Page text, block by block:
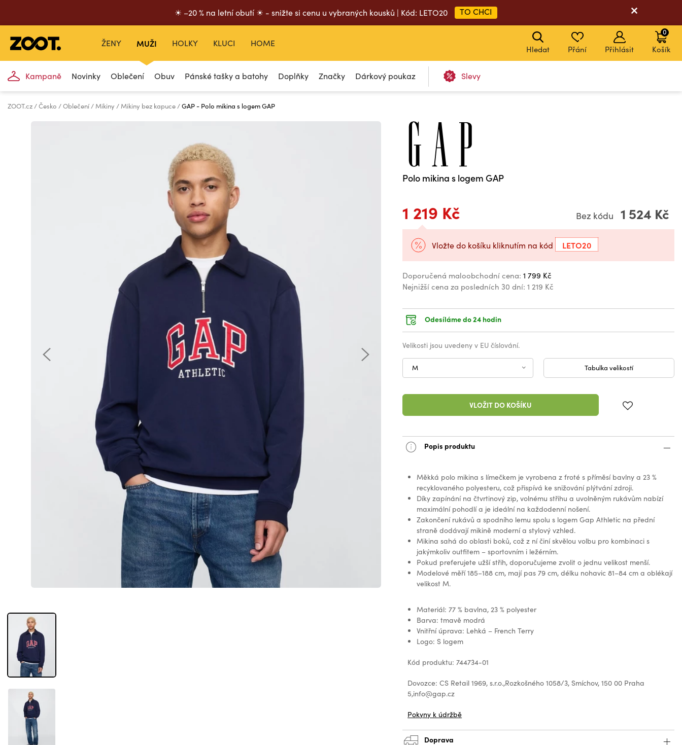
☀ –20 % na letní obutí ☀ - snižte si cenu u vybraných kousků | Kód: LETO20 TO CHCI
ŽENY MUŽI
Kampaně Novinky Oblečení Obuv Pánské tašky a batohy Doplňky Značky Dárkový poukaz Slevy
HOLKY KLUCI HOME
Hledat Přání Přihlásit Košík
0
ZOOT.cz Česko Oblečení Mikiny Mikiny bez kapuce GAP - Polo mikina s logem GAP
Polo mikina s logem GAP
1 219 Kč Bez kódu 1 524 Kč
Vložte do košíku kliknutím na kód LETO20
Doporučená maloobchodní cena: 1 799 Kč
Nejnižší cena za posledních 30 dní: 1 219 Kč
Odesíláme do 24 hodin
Velikosti jsou uvedeny v EU číslování.
M Tabulka velikostí
VLOŽIT DO KOŠÍKU
Popis produktu
Měkká polo mikina s límečkem je vyrobena z froté s příměsí bavlny a 23 %
recyklovaného polyesteru, což přispívá ke snižování plýtvání zdroji.
Díky zapínání na čtvrtinový zip, volnému střihu a uvolněným rukávům nabízí
maximální pohodlí a je ideální na každodenní nošení.
Zakončení rukávů a spodního lemu spolu s logem Gap Athletic na přední
straně dodávají mikině moderní a stylový vzhled.
Mikina sahá do oblasti boků, což z ní činí skvělou volbu pro kombinaci s
jakýmkoliv outfitem – sportovním i ležérním.
Pokud preferujete užší střih, doporučujeme zvolit o jednu velikost menší.
Modelové měří 185–188 cm, mají pas 79 cm, délku nohavic 81–84 cm a oblékají
velikost M.
Materiál: 77 % bavlna, 23 % polyester
Barva: tmavě modrá
Vnitřní úprava: Lehká – French Terry
Logo: S logem
Kód produktu: 744734-01
Dovozce: CS Retail 1969, s.r.o.,Rozkošného 1058/3, Smíchov, 150 00 Praha
5,info@gap.cz
Pokyny k údržbě
Doprava